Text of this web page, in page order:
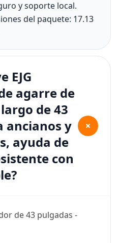
y soporte local.
del paquete: 17.13
EJG
agarre de
de 43
ancianos y
ayuda de
con
+
de 43 pulgadas -